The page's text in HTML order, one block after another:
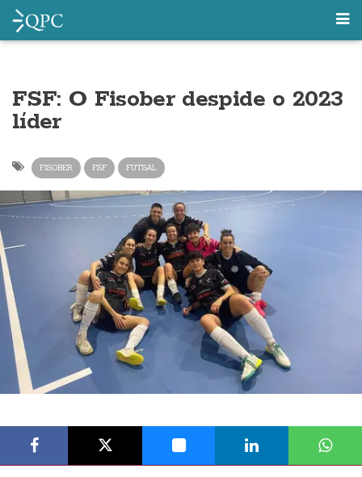
FSF: O Fisober despide o 2023
líder
FISOBER FSF FUTSAL